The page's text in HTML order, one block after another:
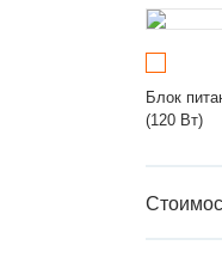
Блок
(120 Вт)